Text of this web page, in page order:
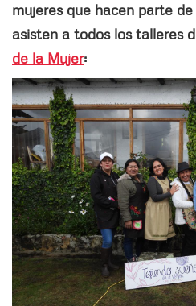
mujeres que hacen parte
asisten a todos los talleres
de la Mujer: